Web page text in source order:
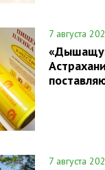
7 августа
7 августа